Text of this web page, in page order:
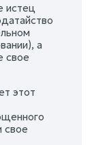
истец
а
свое
этот
свое